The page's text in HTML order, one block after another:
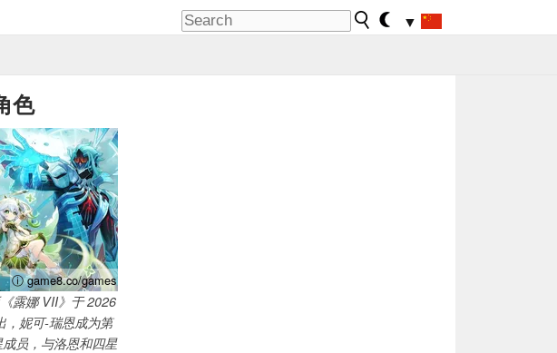
▼
色
ⓘ game8.co/games
露娜 VII》于 2026
，妮可-瑞恩成为第
员，与洛恩和四星